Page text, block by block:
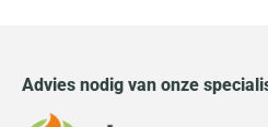
Advies nodig van onze